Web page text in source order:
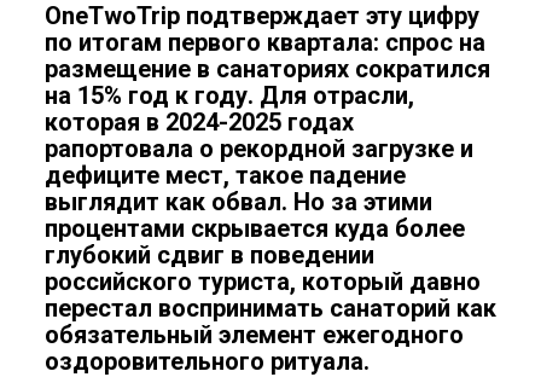
OneTwoTrip подтверждает эту цифру
по итогам первого квартала: спрос на
размещение в санаториях сократился
на 15% год к году. Для отрасли,
которая в 2024-2025 годах
рапортовала о рекордной загрузке и
дефиците мест, такое падение
выглядит как обвал. Но за этими
процентами скрывается куда более
глубокий сдвиг в поведении
российского туриста, который давно
перестал воспринимать санаторий как
обязательный элемент ежегодного
оздоровительного ритуала.